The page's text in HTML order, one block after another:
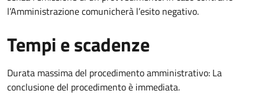
l’Amministrazione comunicherà l’esito negativo.
Tempi e scadenze
Durata massima del procedimento amministrativo: La
conclusione del procedimento è immediata.